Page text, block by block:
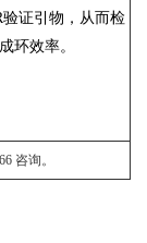
证引物，从而检
环效率。
咨询。